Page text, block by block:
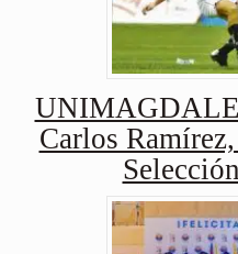
Carlos